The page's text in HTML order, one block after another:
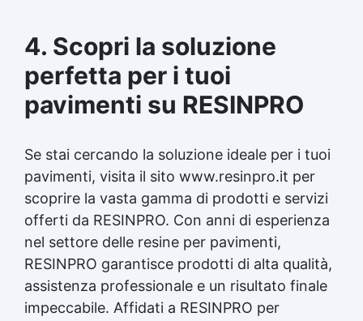
4. Scopri la soluzione
perfetta per i tuoi
pavimenti su RESINPRO
Se stai cercando la soluzione ideale per i tuoi
pavimenti, visita il sito www.resinpro.it per
scoprire la vasta gamma di prodotti e servizi
offerti da RESINPRO. Con anni di esperienza
nel settore delle resine per pavimenti,
RESINPRO garantisce prodotti di alta qualità,
assistenza professionale e un risultato finale
impeccabile. Affidati a RESINPRO per